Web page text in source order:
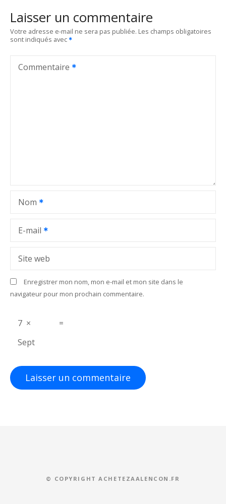
g
a
t
i
Laisser un commentaire
Votre adresse e-mail ne sera pas publiée. Les champs obligatoires
sont indiqués avec
Commentaire
Nom
E-mail
Site web
Enregistrer mon nom, mon e-mail et mon site dans le
navigateur pour mon prochain commentaire.
7 ×
=
Sept
© COPYRIGHT ACHETEZAALENCON.FR